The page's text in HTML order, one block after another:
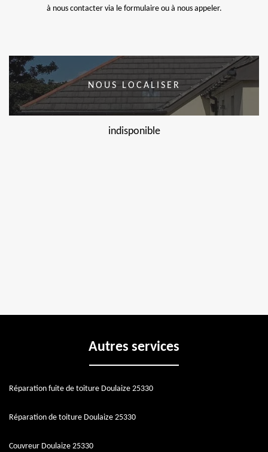
à nous contacter via le formulaire ou à nous appeler.
NOUS LOCALISER
indisponible
Autres services
Réparation fuite de toiture Doulaize 25330
Réparation de toiture Doulaize 25330
Couvreur Doulaize 25330